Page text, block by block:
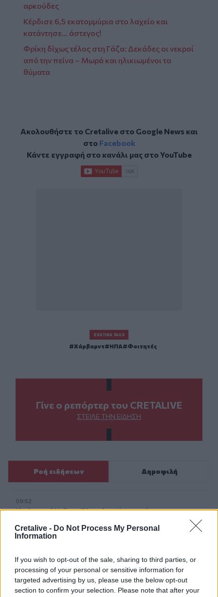
Cretalive - Do Not Process My Personal
Information
If you wish to opt-out of the sale, sharing to third parties, or
processing of your personal or sensitive information for
targeted advertising by us, please use the below opt-out
section to confirm your selection. Please note that after your
αρκούδες
Κέρδισε 6,5 εκατομμύρια στο λαχείο και
κατάντησε… άστεγος!
Φρίκη δίχως τέλος στη Γάζα: Δεκάδες οι νεκροί
από την πείνα – Μωρά και ηλικιωμένοι τα
θύματα
Ακολουθήστε το Cretalive στο Google Newsκαι
στο Facebook
Κάντε εγγραφή στο κανάλι μας στοYouTube
ΣΧΕΤΙΚΆ TAGS
Χάρβαρντ ΗΠΑ Φοιτητές
Γίνε ο ρεπόρτερ του CRETALIVE
ΣΤΕΊΛΕ ΤΗΝ ΕΊΔΗΣΗ
Ροή ειδήσεων Δημοφιλή
09:52
Ιός Δυτικού Νείλου: Όλη η Αττική στο επίκεντρο των
ανασκόπηση του Δημάρχου
09:41
Γερμανία: Νέα έρευνα για την άμυνα απέναντι στα drones